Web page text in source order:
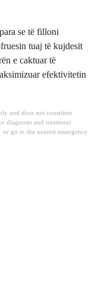
se të filloni
tuaj të kujdesit
e caktuar të
efektivitetin
and does not constitute
diagnosis and treatment
go to the nearest emergency